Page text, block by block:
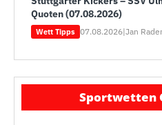
Quoten (07.08.2026)
Wett Tipps 07.08.2026|Jan
Sportwetten